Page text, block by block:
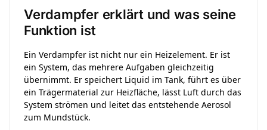
Verdampfer erklärt und was seine
Funktion ist
Ein Verdampfer ist nicht nur ein Heizelement. Er ist
ein System, das mehrere Aufgaben gleichzeitig
übernimmt. Er speichert Liquid im Tank, führt es über
ein Trägermaterial zur Heizfläche, lässt Luft durch das
System strömen und leitet das entstehende Aerosol
zum Mundstück.